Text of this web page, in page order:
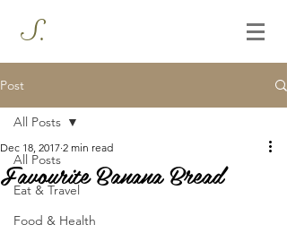
S.
Post
All Posts
Eat & Travel
Food & Health
All Posts
Favourite Banana Bread
Dec 18, 2017 2 min read